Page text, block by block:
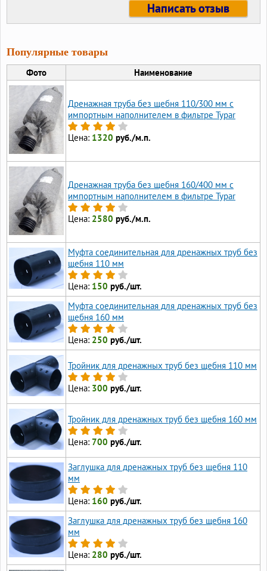
Написать отзыв
Популярные товары
Фото Наименование
Дренажная труба без щебня 110/300 мм с
импортным наполнителем в фильтре Typar
Цена: 1320 руб./м.п.
Дренажная труба без щебня 160/400 мм с
импортным наполнителем в фильтре Typar
Цена: 2580 руб./м.п.
Муфта соединительная для дренажных труб без
щебня 110 мм
Цена: 150 руб./шт.
Муфта соединительная для дренажных труб без
щебня 160 мм
Цена: 250 руб./шт.
Тройник для дренажных труб без щебня 110 мм
Цена: 300 руб./шт.
Тройник для дренажных труб без щебня 160 мм
Цена: 700 руб./шт.
Заглушка для дренажных труб без щебня 110
мм
Цена: 160 руб./шт.
Заглушка для дренажных труб без щебня 160
мм
Цена: 280 руб./шт.